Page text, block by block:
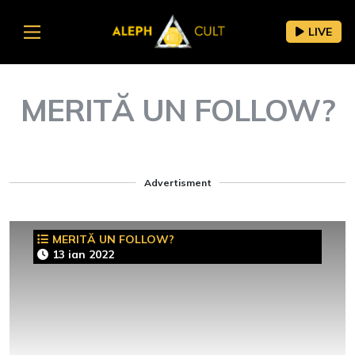
LIVE
MERITĂ UN FOLLOW?
Advertisment
MERITĂ UN FOLLOW?
13 ian 2022